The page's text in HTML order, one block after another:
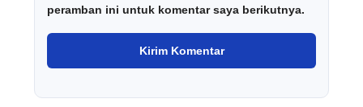
peramban ini untuk komentar saya berikutnya.